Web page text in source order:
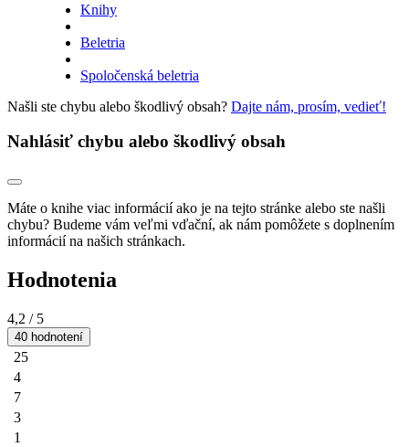
Knihy
Beletria
Spoločenská beletria
Našli ste chybu alebo škodlivý obsah? Dajte nám, prosím, vedieť!
Nahlásiť chybu alebo škodlivý obsah
Máte o knihe viac informácií ako je na tejto stránke alebo ste našli
chybu? Budeme vám veľmi vďační, ak nám pomôžete s doplnením
informácií na našich stránkach.
Hodnotenia
4,2 / 5
40 hodnotení
25
4
7
3
1